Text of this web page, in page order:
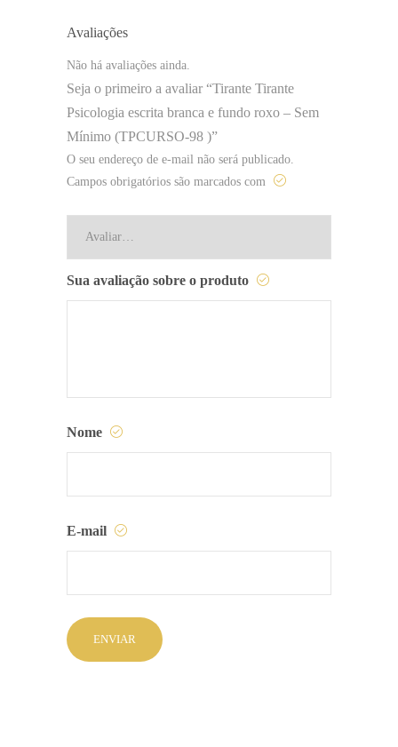
Avaliações
Não há avaliações ainda.
Seja o primeiro a avaliar “Tirante Tirante
Psicologia escrita branca e fundo roxo – Sem
Mínimo (TPCURSO-98 )”
O seu endereço de e-mail não será publicado.
Campos obrigatórios são marcados com
Sua avaliação sobre o produto
Nome
E-mail